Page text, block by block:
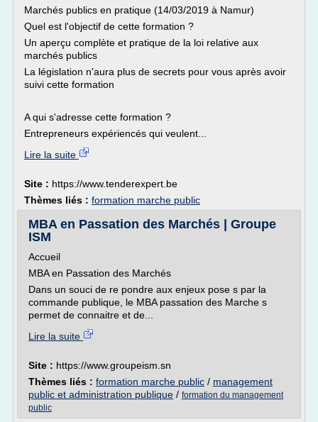
Marchés publics en pratique (14/03/2019 à Namur)
Quel est l'objectif de cette formation ?
Un aperçu complète et pratique de la loi relative aux
marchés publics
La législation n'aura plus de secrets pour vous après avoir
suivi cette formation
A qui s'adresse cette formation ?
Entrepreneurs expériencés qui veulent...
Lire la suite
Site : https://www.tenderexpert.be
Thèmes liés : formation marche public
MBA en Passation des Marchés | Groupe
ISM
Accueil
MBA en Passation des Marchés
Dans un souci de re pondre aux enjeux pose s par la
commande publique, le MBA passation des Marche s
permet de connaitre et de...
Lire la suite
Site : https://www.groupeism.sn
Thèmes liés : formation marche public / management
public et administration publique / formation du management
public